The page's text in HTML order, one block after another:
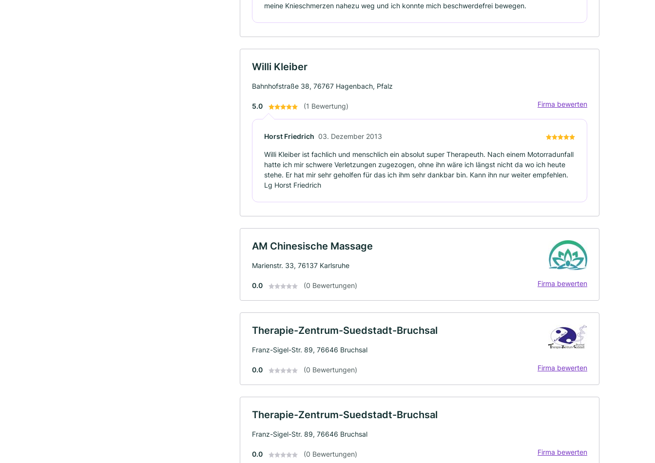
meine Knieschmerzen nahezu weg und ich konnte mich beschwerdefrei bewegen.
Willi Kleiber
Bahnhofstraße 38, 76767 Hagenbach, Pfalz
5.0 (1 Bewertung) Firma bewerten
Horst Friedrich 03. Dezember 2013
Willi Kleiber ist fachlich und menschlich ein absolut super Therapeuth. Nach einem Motorradunfall
hatte ich mir schwere Verletzungen zugezogen, ohne ihn wäre ich längst nicht da wo ich heute
stehe. Er hat mir sehr geholfen für das ich ihm sehr dankbar bin. Kann ihn nur weiter empfehlen.
Lg Horst Friedrich
AM Chinesische Massage
Marienstr. 33, 76137 Karlsruhe
0.0 (0 Bewertungen) Firma bewerten
Therapie-Zentrum-Suedstadt-Bruchsal
Franz-Sigel-Str. 89, 76646 Bruchsal
0.0 (0 Bewertungen) Firma bewerten
Therapie-Zentrum-Suedstadt-Bruchsal
Franz-Sigel-Str. 89, 76646 Bruchsal
0.0 (0 Bewertungen) Firma bewerten